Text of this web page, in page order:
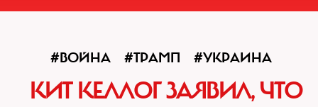
#ВОЙНА #ТРАМП #УКРАИНА
КИТ КЕЛЛОГ ЗАЯВИЛ, ЧТО